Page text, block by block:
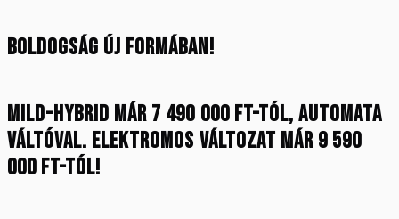
Boldogság új formában!
Mild-Hybrid már 7 490 000 Ft-tól, AUTOMATA
váltóval. Elektromos változat már 9 590
000 Ft-tól!